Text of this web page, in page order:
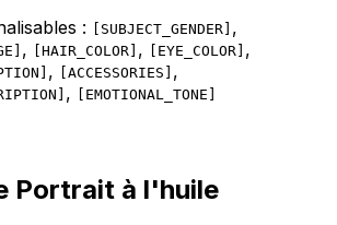
:
SUBJECT_GENDER ,
, HAIR_COLOR , EYE_COLOR ,
, ACCESSORIES ,
, EMOTIONAL_TONE
Portrait à l'huile